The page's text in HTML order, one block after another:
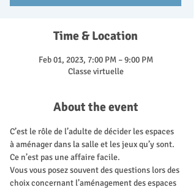
Time & Location
Feb 01, 2023, 7:00 PM – 9:00 PM
Classe virtuelle
About the event
C’est le rôle de l’adulte de décider les espaces
à aménager dans la salle et les jeux qu’y sont.
Ce n’est pas une affaire facile.
Vous vous posez souvent des questions lors des
choix concernant l’aménagement des espaces